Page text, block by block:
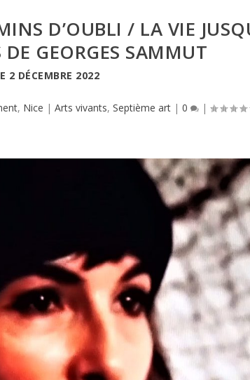
D’OUBLI / LA VIE
GEORGES SAMMUT
2 DÉCEMBRE 2022
, Nice | Arts vivants, Septième art| 0 |